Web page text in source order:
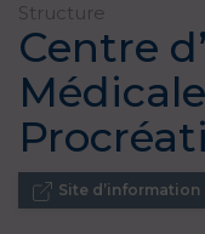
Structure
Centre
Site d’information